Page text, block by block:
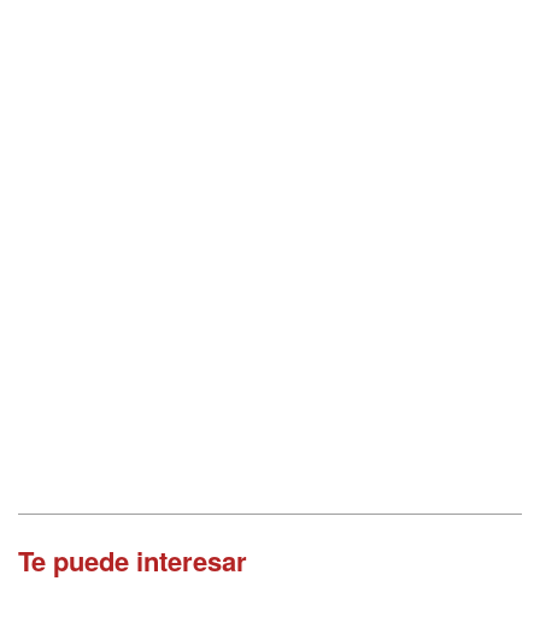
Te puede interesar